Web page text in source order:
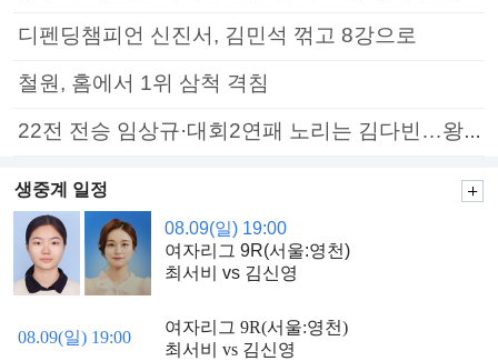
디펜딩챔피언 신진서, 김민석 꺾고 8강으로
철원, 홈에서 1위 삼척 격침
22전 전승 임상규·대회2연패 노리는 김다빈…왕중왕전 16강 7일부터
생중계 일정
08.09(일) 19:00
여자리그 9R(서울:영천)
최서비 vs 김신영
08.09(일) 19:00
여자리그 9R(서울:영천)
최서비 vs 김신영